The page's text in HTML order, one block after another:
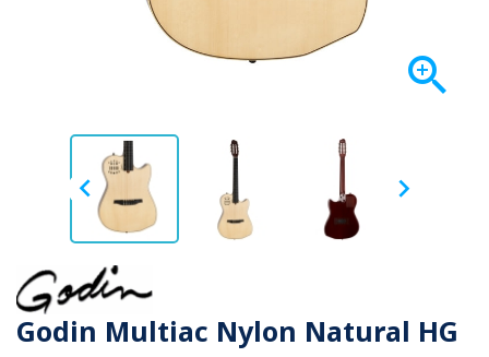

 
Godin Multiac Nylon Natural HG